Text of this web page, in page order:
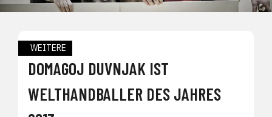
WEITERE
DOMAGOJ DUVNJAK IST
WELTHANDBALLER DES JAHRES